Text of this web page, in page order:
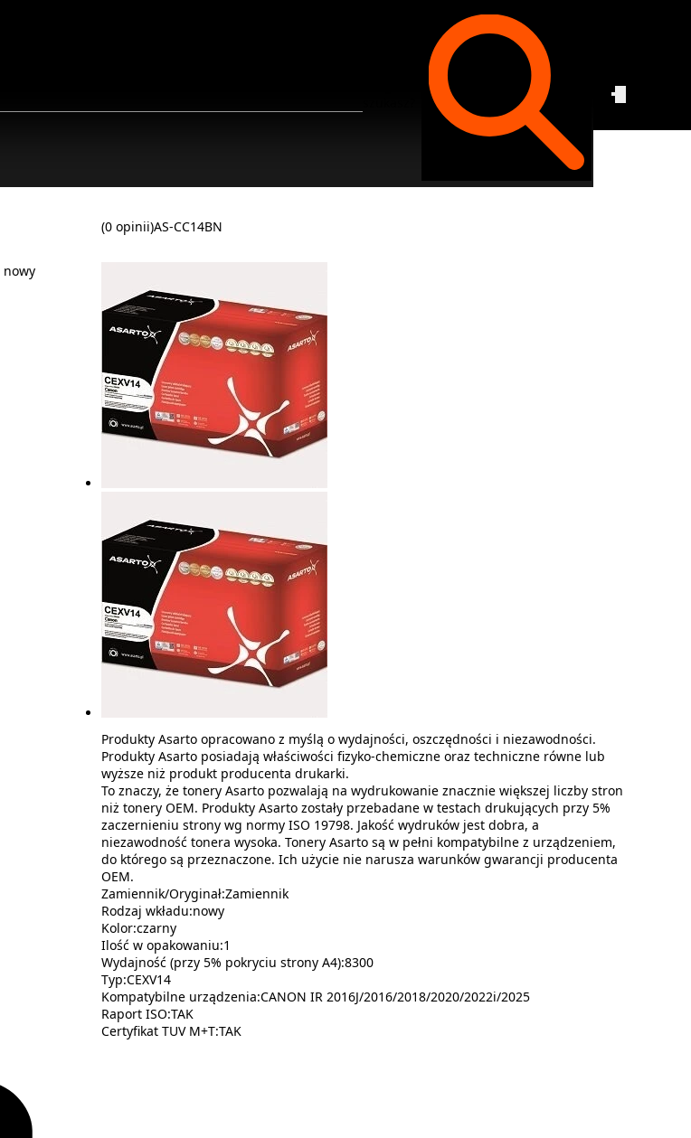
(0 opinii)AS-CC14BN
nowy
Produkty Asarto opracowano z myślą o wydajności, oszczędności i niezawodności.
Produkty Asarto posiadają właściwości fizyko-chemiczne oraz techniczne równe lub
wyższe niż produkt producenta drukarki.
To znaczy, że tonery Asarto pozwalają na wydrukowanie znacznie większej liczby stron
niż tonery OEM. Produkty Asarto zostały przebadane w testach drukujących przy 5%
zaczernieniu strony wg normy ISO 19798. Jakość wydruków jest dobra, a
niezawodność tonera wysoka. Tonery Asarto są w pełni kompatybilne z urządzeniem,
do którego są przeznaczone. Ich użycie nie narusza warunków gwarancji producenta
OEM.
Zamiennik/Oryginał:Zamiennik
Rodzaj wkładu:nowy
Kolor:czarny
Ilość w opakowaniu:1
Wydajność (przy 5% pokryciu strony A4):8300
Typ:CEXV14
Kompatybilne urządzenia:CANON IR 2016J/2016/2018/2020/2022i/2025
Raport ISO:TAK
Certyfikat TUV M+T:TAK